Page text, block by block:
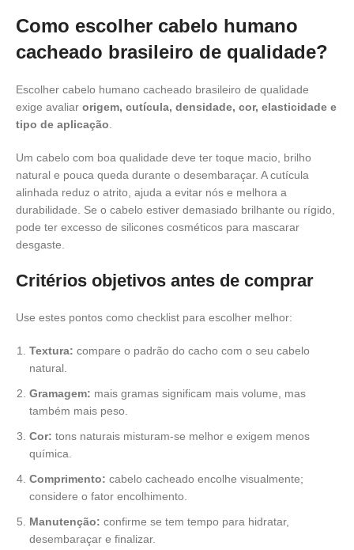
Como escolher cabelo humano
cacheado brasileiro de qualidade?
Escolher cabelo humano cacheado brasileiro de qualidade
exige avaliar origem, cutícula, densidade, cor, elasticidade e
tipo de aplicação
Um cabelo com boa qualidade deve ter toque macio, brilho
natural e pouca queda durante o desembaraçar. A cutícula
alinhada reduz o atrito, ajuda a evitar nós e melhora a
durabilidade. Se o cabelo estiver demasiado brilhante ou rígido,
pode ter excesso de silicones cosméticos para mascarar
desgaste.
Critérios objetivos antes de comprar
Use estes pontos como checklist para escolher melhor:
Textura: compare o padrão do cacho com o seu cabelo
natural.
Gramagem: mais gramas significam mais volume, mas
também mais peso.
Cor: tons naturais misturam-se melhor e exigem menos
química.
Comprimento: cabelo cacheado encolhe visualmente;
considere o fator encolhimento.
Manutenção: confirme se tem tempo para hidratar,
desembaraçar e finalizar.